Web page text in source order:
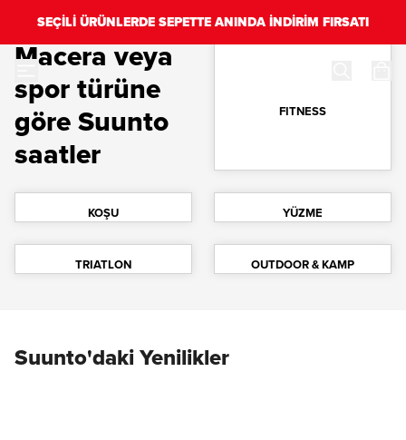
SEÇİLİ ÜRÜNLERDE SEPETTE ANINDA İNDİRİM FIRSATI
Macera veya
spor türüne
göre Suunto
saatler
FITNESS
KOŞU YÜZME
TRIATLON OUTDOOR & KAMP
Suunto'daki Yenilikler
Hemen İncele